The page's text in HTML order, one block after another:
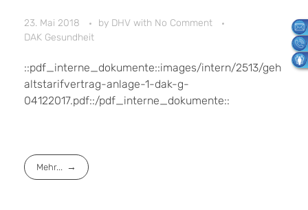
23. Mai 2018 by DHV with No Comment
DAK Gesundheit
::pdf_interne_dokumente::images/intern/2513/geh
altstarifvertrag-anlage-1-dak-g-
04122017.pdf::/pdf_interne_dokumente::
Mehr...